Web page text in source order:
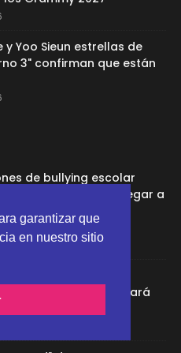
garantizar que
en nuestro sitio
y Yoo Sieun estrellas de
3" confirman que están
de bullying escolar
RESCENE parecen llegar a
de su ex
tras 19 años; continuará
del grupo